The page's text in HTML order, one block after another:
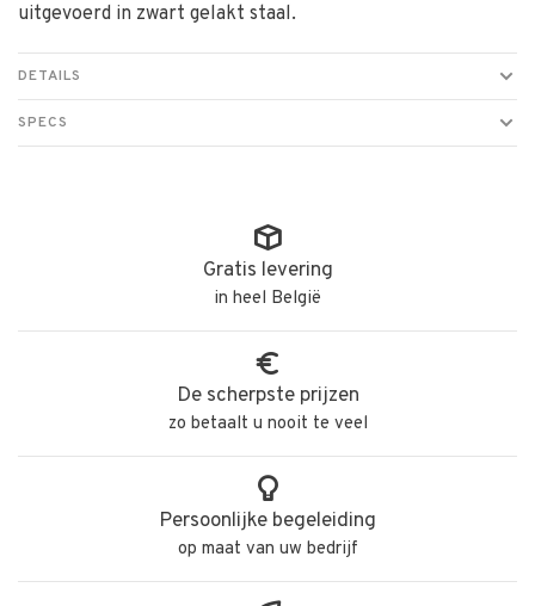
uitgevoerd in zwart gelakt staal.
DETAILS
SPECS
Gratis levering
in heel België
De scherpste prijzen
zo betaalt u nooit te veel
Persoonlijke begeleiding
op maat van uw bedrijf